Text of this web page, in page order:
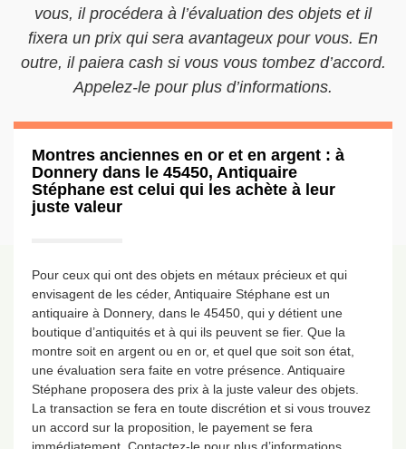
vous, il procédera à l’évaluation des objets et il
fixera un prix qui sera avantageux pour vous. En
outre, il paiera cash si vous vous tombez d’accord.
Appelez-le pour plus d’informations.
Montres anciennes en or et en argent : à
Donnery dans le 45450, Antiquaire
Stéphane est celui qui les achète à leur
juste valeur
Pour ceux qui ont des objets en métaux précieux et qui
envisagent de les céder, Antiquaire Stéphane est un
antiquaire à Donnery, dans le 45450, qui y détient une
boutique d’antiquités et à qui ils peuvent se fier. Que la
montre soit en argent ou en or, et quel que soit son état,
une évaluation sera faite en votre présence. Antiquaire
Stéphane proposera des prix à la juste valeur des objets.
La transaction se fera en toute discrétion et si vous trouvez
un accord sur la proposition, le payement se fera